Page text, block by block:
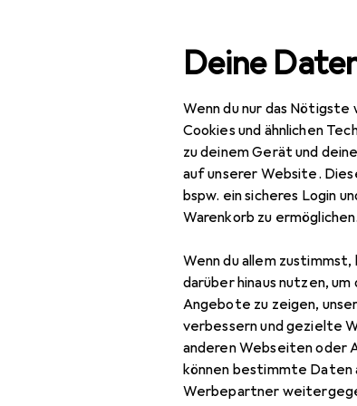
Deine
Wenn du nur das
Cookies und ähnlichen
zu deinem Gerät und
auf unserer Website.
bspw. ein sicheres Login
Warenkorb zu ermöglichen.
Wenn du allem
darüber hinaus nutzen,
Angebote zu zeigen,
verbessern und gezielte
anderen Webseiten oder
können bestimmte Daten
Werbepartner
Navigation nach Kategorien Gesamtsortiment
Hier findest du